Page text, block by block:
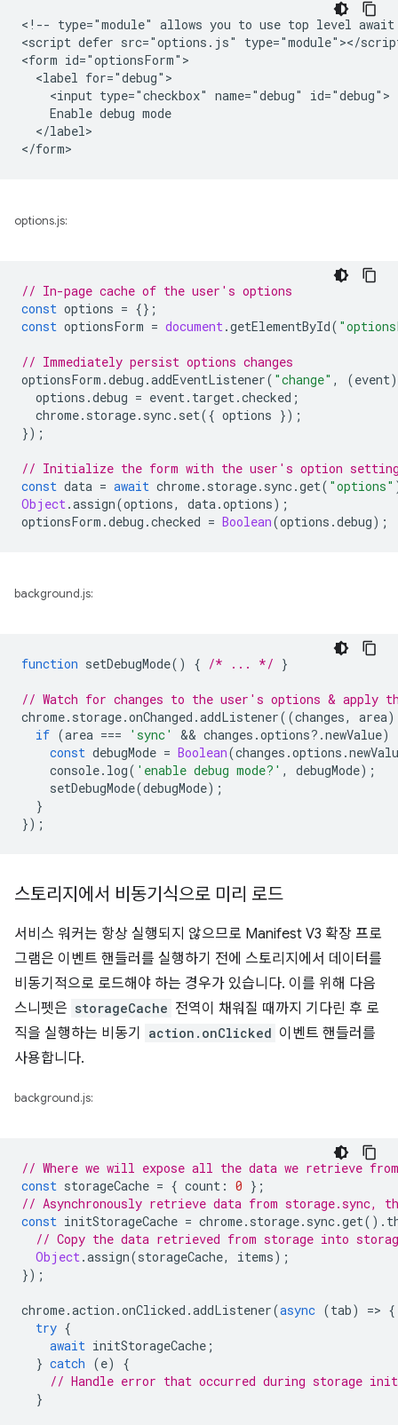
<!-- type="module" allows you to use top level
<script defer src="options.js" type="module"></
<form id="optionsForm">
  <label for="debug">
    <input type="checkbox" name="debug" id="debug">
    Enable debug mode
  </label>
options.js:
// In-page cache of the user's options
const options = {};
const optionsForm = document.getElementById(
// Immediately persist options changes
optionsForm .debug .addEventListener( "change" , (event)
options .debug = event. target.checked ;
chrome. storage. sync. set({ options });
});
// Initialize the form with the user's option
const data = await chrome. storage. sync.get( "options"
Object.assign(options, data.options);
optionsForm .debug .checked = Boolean(options .debug);
background.js:
function setDebugMode() { /* ... */ }
// Watch for changes to the user's options & apply
chrome. storage.onChanged .addListener((changes, area)
if (area === 'sync' && changes .options? .newValue)
const debugMode = Boolean(changes .options .
console. log( 'enable debug mode?' , debugMode);
setDebugMode(debugMode);
}
});
스토리지에서 비동기식으로 미리 로드
서비스 워커는 항상 실행되지 않으므로 Manifest V3 확장 프로
그램은 이벤트 핸들러를 실행하기 전에 스토리지에서 데이터를
비동기적으로 로드해야 하는 경우가 있습니다. 이를 위해 다음
스니펫은 storageCache 전역이 채워질 때까지 기다린 후 로
직을 실행하는 비동기
action.onClicked 이벤트 핸들러를
사용합니다.
background.js:
// Where we will expose all the data we retrieve
const storageCache = { count : 0 };
// Asynchronously retrieve data from storage.sync,
const initStorageCache = chrome. storage. sync.get().
// Copy the data retrieved from storage into
Object.assign(storageCache, items);
});
chrome.action .onClicked .addListener(async (tab) => {
try {
await initStorageCache ;
} catch (e)
{
// Handle error that occurred during storage
}